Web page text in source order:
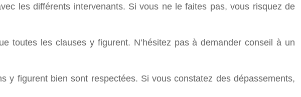
les différents intervenants. Si vous ne le faites pas, vous risquez de
toutes les clauses y figurent. N’hésitez pas à demander conseil à un
figurent bien sont respectées. Si vous constatez des dépassements,